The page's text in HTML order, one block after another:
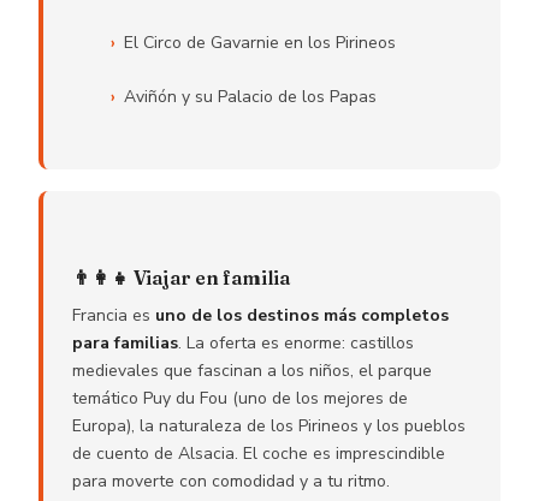
El Circo de Gavarnie en los Pirineos
Aviñón y su Palacio de los Papas
👨‍👩‍👧 Viajar en familia
Francia es uno de los destinos más completos
para familias. La oferta es enorme: castillos
medievales que fascinan a los niños, el parque
temático Puy du Fou (uno de los mejores de
Europa), la naturaleza de los Pirineos y los pueblos
de cuento de Alsacia. El coche es imprescindible
para moverte con comodidad y a tu ritmo.